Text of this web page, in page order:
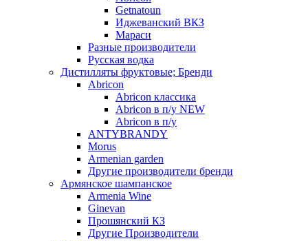
Getnatoun
Иджеванский ВКЗ
Мараси
Разные производители
Русская водка
Дистилляты фруктовые; Бренди
Abricon
Abricon классика
Abricon в п/у NEW
Abricon в п/у
ANTYBRANDY
Morus
Armenian garden
Другие производители бренди
Армянское шампанское
Armenia Wine
Ginevan
Прошянский КЗ
Другие Производители